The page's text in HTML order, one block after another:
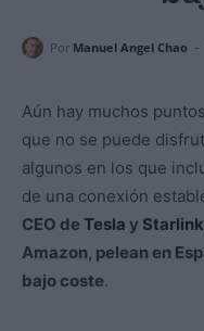
Por Manuel Angel Chao -
Aún hay muchos
que no se puede
algunos en los que
de una conexión
CEO de Tesla y Starlink
Amazon, pelean en
bajo coste.